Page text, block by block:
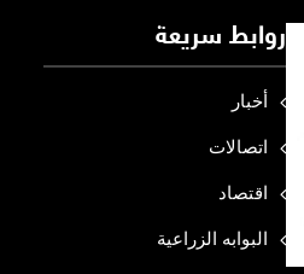
روابط سريعة
أخبار
اتصالات
اقتصاد
البوابه الزراعية